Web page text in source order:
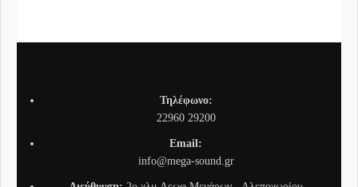
Τηλέφωνο:
22960 29200
Email:
info@mega-sound.gr